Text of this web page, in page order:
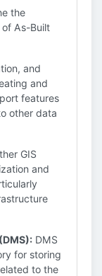
the
As-Built
and
and
features
other data
GIS
and
DMS
for storing
to the